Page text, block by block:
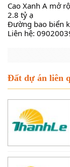
Cao Xanh A mở
2.8 tỷ ạ
Đường bao biển
Liên hệ:
Đất dự án liên